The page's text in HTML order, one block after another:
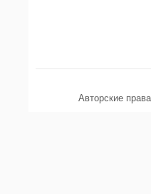
Авторские